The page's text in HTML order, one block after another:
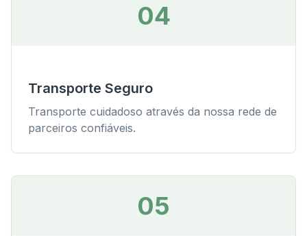
04
Transporte Seguro
Transporte cuidadoso através da nossa rede de
parceiros confiáveis.
05